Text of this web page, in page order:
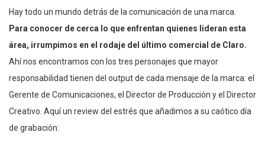
Hay todo un mundo detrás de la comunicación de una marca.
Para conocer de cerca lo que enfrentan quienes lideran esta
área, irrumpimos en el rodaje del último comercial de Claro.
Ahí nos encontramos con los tres personajes que mayor
responsabilidad tienen del output de cada mensaje de la marca: el
Gerente de Comunicaciones, el Director de Producción y el Director
Creativo. Aquí un review del estrés que añadimos a su caótico día
de grabación: